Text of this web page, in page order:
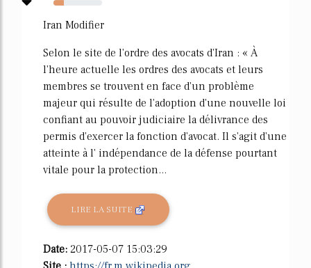
22%
Iran Modifier
Selon le site de l'ordre des avocats d'Iran : « À
l'heure actuelle les ordres des avocats et leurs
membres se trouvent en face d'un problème
majeur qui résulte de l'adoption d'une nouvelle loi
confiant au pouvoir judiciaire la délivrance des
permis d'exercer la fonction d'avocat. Il s'agit d'une
atteinte à l' indépendance de la défense pourtant
vitale pour la protection...
LIRE LA SUITE
Date: 2017-05-07 15:03:29